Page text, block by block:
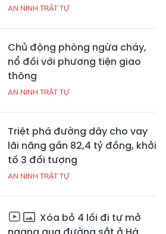
AN NINH TRẬT TỰ
Chủ động phòng ngừa cháy,
nổ đối với phương tiện giao
thông
AN NINH TRẬT TỰ
Triệt phá đường dây cho vay
lãi nặng gần 82,4 tỷ đồng, khởi
tố 3 đối tượng
AN NINH TRẬT TỰ
Xóa bỏ 4 lối đi tự mở